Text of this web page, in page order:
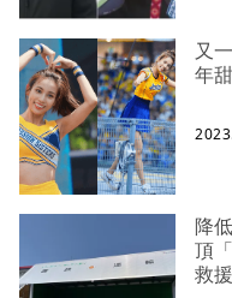
又
年
降
頂
救援